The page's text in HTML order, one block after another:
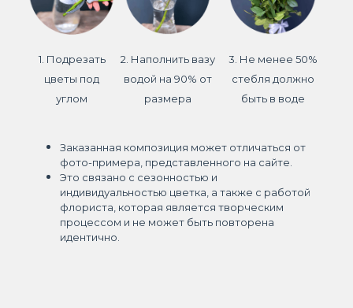
1. Подрезать
цветы под
углом
2. Наполнить вазу
водой на 90% от
размера
3. Не менее 50%
стебля должно
быть в воде
Заказанная композиция может отличаться от
фото-примера, представленного на сайте.
Это связано с сезонностью и
индивидуальностью цветка, а также с работой
флориста, которая является творческим
процессом и не может быть повторена
идентично.